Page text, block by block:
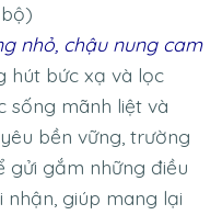
nhỏ, chậu nung cam
hút bức xạ và lọc
sống mãnh liệt và
bền vững, trường
gửi gắm những điều
giúp mang lại